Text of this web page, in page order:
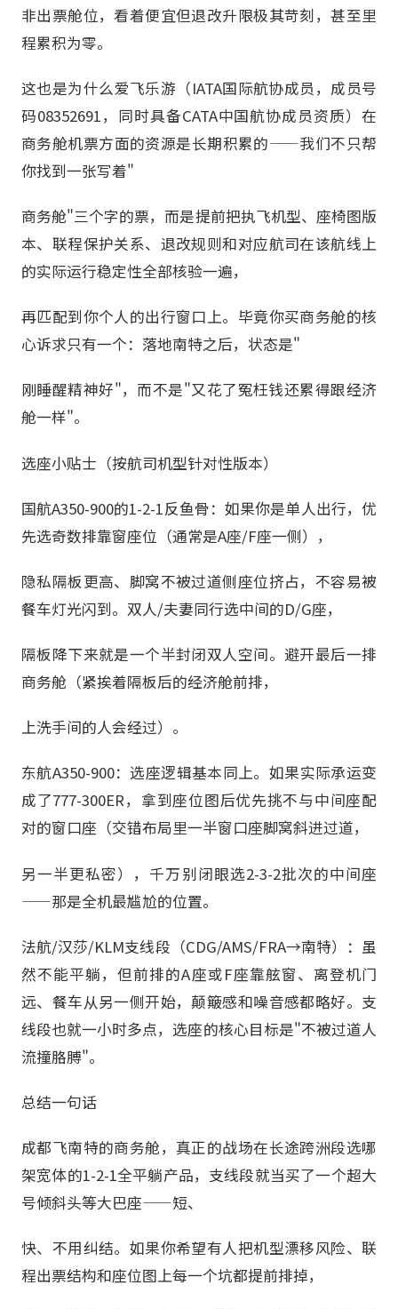
非出票舱位，看着便宜但退改升限极其苛刻，甚至里
程累积为零。
这也是为什么爱飞乐游（IATA国际航协成员，成员号
码08352691，同时具备CATA中国航协成员资质）在
商务舱机票方面的资源是长期积累的——我们不只帮
你找到一张写着"
商务舱"三个字的票，而是提前把执飞机型、座椅图版
本、联程保护关系、退改规则和对应航司在该航线上
的实际运行稳定性全部核验一遍，
再匹配到你个人的出行窗口上。毕竟你买商务舱的核
心诉求只有一个：落地南特之后，状态是"
刚睡醒精神好"，而不是"又花了冤枉钱还累得跟经济
舱一样"。
选座小贴士（按航司机型针对性版本）
国航A350-900的1-2-1反鱼骨：如果你是单人出行，优
先选奇数排靠窗座位（通常是A座/F座一侧），
隐私隔板更高、脚窝不被过道侧座位挤占，不容易被
餐车灯光闪到。双人/夫妻同行选中间的D/G座，
隔板降下来就是一个半封闭双人空间。避开最后一排
商务舱（紧挨着隔板后的经济舱前排，
上洗手间的人会经过）。
东航A350-900：选座逻辑基本同上。如果实际承运变
成了777-300ER，拿到座位图后优先挑不与中间座配
对的窗口座（交错布局里一半窗口座脚窝斜进过道，
另一半更私密），千万别闭眼选2-3-2批次的中间座
——那是全机最尴尬的位置。
法航/汉莎/KLM支线段（CDG/AMS/FRA→南特）：虽
然不能平躺，但前排的A座或F座靠舷窗、离登机门
远、餐车从另一侧开始，颠簸感和噪音感都略好。支
线段也就一小时多点，选座的核心目标是"不被过道人
流撞胳膊"。
总结一句话
成都飞南特的商务舱，真正的战场在长途跨洲段选哪
架宽体的1-2-1全平躺产品，支线段就当买了一个超大
号倾斜头等大巴座——短、
快、不用纠结。如果你希望有人把机型漂移风险、联
程出票结构和座位图上每一个坑都提前排掉，